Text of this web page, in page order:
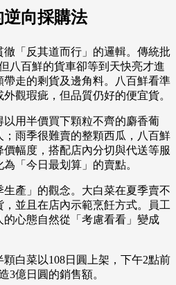
向採購法
「反其道而行」的邏輯。傳統批
八百鮮的貨車卻等到天快亮才進
走的剩貨及邊角料。八百鮮看準
觀瑕疵，但品質仍好的便宜貨。
用半價買下顆粒不齊的麝香葡
雨季很難賣的整顆西瓜，八百鮮
幅度，搭配店內分切與代送等服
「今日最划算」的賣點。
產」的觀念。大白菜在夏季賣不
並且在店內示範烹飪方式。員工
心態自然從「考慮看看」變成
白菜以108日圓上架，下午2點前
3億日圓的銷售額。